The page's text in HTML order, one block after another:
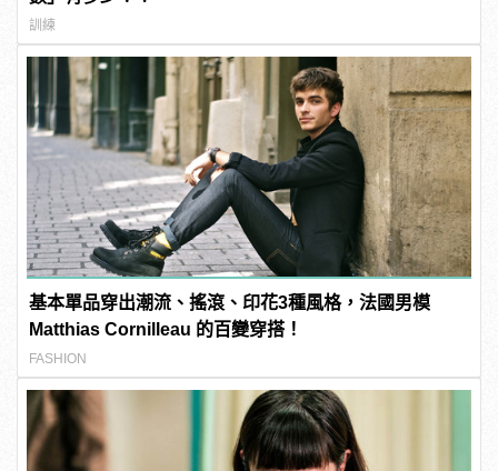
訓練
基本單品穿出潮流、搖滾、印花3種風格，法國男模
Matthias Cornilleau 的百變穿搭！
FASHION